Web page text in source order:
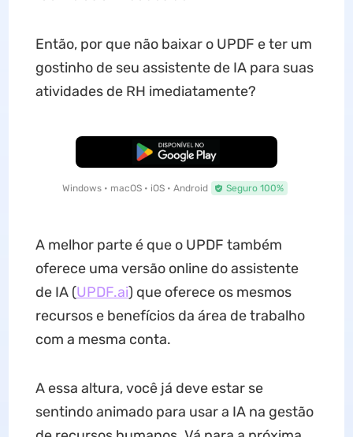
Então, por que não baixar o UPDF e ter um
gostinho de seu assistente de IA para suas
atividades de RH imediatamente?
Baixar Grátis
Windows • macOS • iOS • Android Seguro 100%
A melhor parte é que o UPDF também
oferece uma versão online do assistente
de IA (UPDF.ai) que oferece os mesmos
recursos e benefícios da área de trabalho
com a mesma conta.
A essa altura, você já deve estar se
sentindo animado para usar a IA na gestão